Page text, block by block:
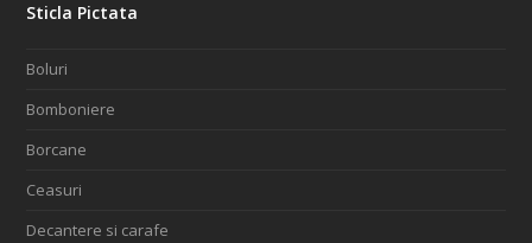
Sticla Pictata
Boluri
Bomboniere
Borcane
Ceasuri
Decantere si carafe